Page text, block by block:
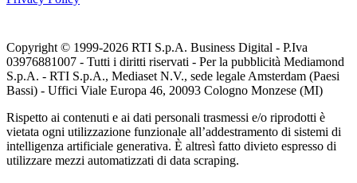
Copyright © 1999-2026 RTI S.p.A. Business Digital - P.Iva
03976881007 - Tutti i diritti riservati - Per la pubblicità Mediamond
S.p.A. - RTI S.p.A., Mediaset N.V., sede legale Amsterdam (Paesi
Bassi) - Uffici Viale Europa 46, 20093 Cologno Monzese (MI)
Rispetto ai contenuti e ai dati personali trasmessi e/o riprodotti è
vietata ogni utilizzazione funzionale all’addestramento di sistemi di
intelligenza artificiale generativa. È altresì fatto divieto espresso di
utilizzare mezzi automatizzati di data scraping.